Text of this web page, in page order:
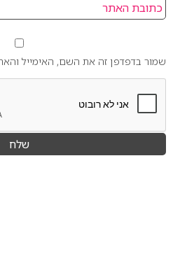
שמור בדפדפן זה את השם, האימייל